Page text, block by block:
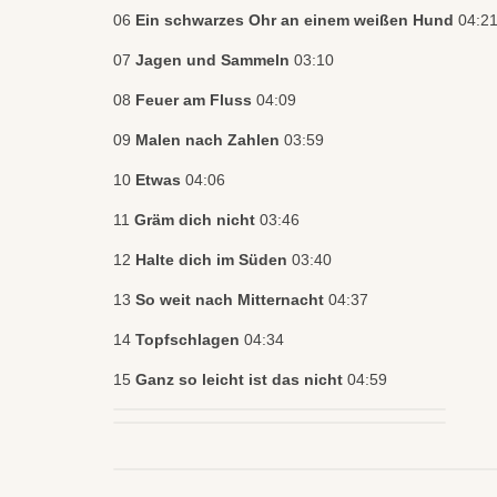
06 Ein schwarzes Ohr an einem weißen Hund 04:21
07 Jagen und Sammeln 03:10
08 Feuer am Fluss 04:09
09 Malen nach Zahlen 03:59
10 Etwas 04:06
11 Gräm dich nicht 03:46
12 Halte dich im Süden 03:40
13 So weit nach Mitternacht 04:37
14 Topfschlagen 04:34
15 Ganz so leicht ist das nicht 04:59